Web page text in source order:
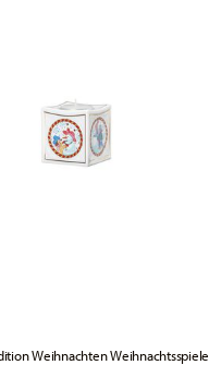
Weihnachten Weihnachtsspiele